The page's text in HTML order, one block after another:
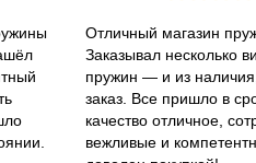
Отличный магазин
Заказывал несколько
пружин — и из
заказ. Все пришло в
качество отличное,
вежливые и